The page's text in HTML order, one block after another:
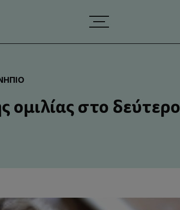
ομιλίας στο δεύτερο